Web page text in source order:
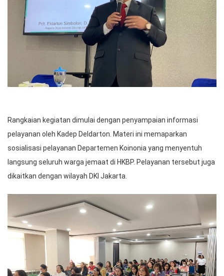
Rangkaian kegiatan dimulai dengan penyampaian informasi
pelayanan oleh Kadep Deldarton. Materi ini memaparkan
sosialisasi pelayanan Departemen Koinonia yang menyentuh
langsung seluruh warga jemaat di HKBP. Pelayanan tersebut juga
dikaitkan dengan wilayah DKI Jakarta.